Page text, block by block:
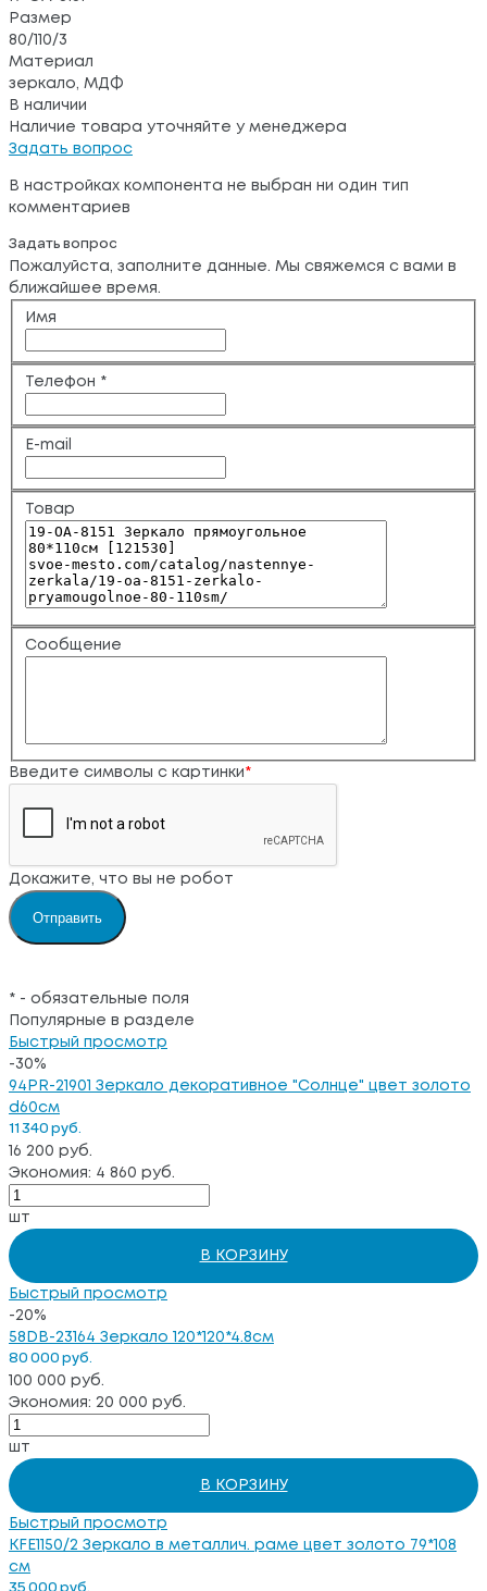
Размер
80/110/3
Материал
зеркало, МДФ
В наличии
Наличие товара уточняйте у менеджера
Задать вопрос
В настройках компонента не выбран ни один тип
комментариев
Задать вопрос
Пожалуйста, заполните данные. Мы свяжемся с вами в
ближайшее время.
Имя
Телефон *
E-mail
Товар
Сообщение
Введите символы с картинки *
Докажите, что вы не робот
* - обязательные поля
Популярные в разделе
Быстрый просмотр
-30%
94PR-21901 Зеркало декоративное "Солнце" цвет золото
d60см
11 340 руб.
16 200 руб.
Экономия: 4 860 руб.
шт
В КОРЗИНУ
Быстрый просмотр
-20%
58DB-23164 Зеркало 120*120*4.8см
80 000 руб.
100 000 руб.
Экономия: 20 000 руб.
шт
В КОРЗИНУ
Быстрый просмотр
KFE1150/2 Зеркало в металлич. раме цвет золото 79*108
см